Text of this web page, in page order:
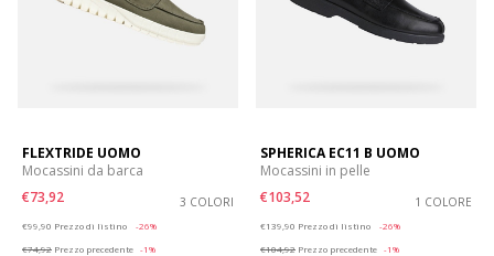
FLEXTRIDE UOMO
Mocassini da barca
€73,92
3 COLORI
€99,90 Prezzo di listino
-26%
€74,92 Prezzo precedente -1%
SPHERICA EC11 B UOMO
Mocassini in pelle
€103,52
1 COLORE
€139,90 Prezzo di listino
-26%
€104,92 Prezzo precedente -1%